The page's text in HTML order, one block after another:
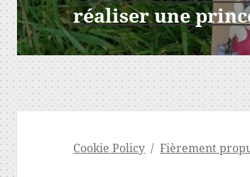
réaliser une
Cookie Policy Fièrement